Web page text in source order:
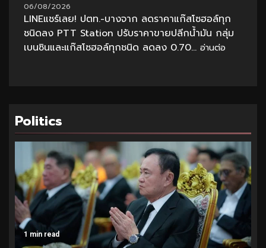
06/08/2026
LINEแชร์เลย! ปตท.-บางจาก ลดราคาแก๊สโซฮอล์ทุก
ชนิดลง PTT Station ปรับราคาขายปลีกน้ำมัน กลุ่ม
เบนซินและแก๊สโซฮอล์ทุกชนิด ลดลง 0.70... อ่านต่อ
Politics
1 min read